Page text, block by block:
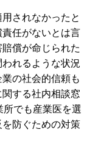
されなかったと
任がないとは言
償が命じられた
れるような状況
の社会的信頼も
する社内相談窓
所でも産業医を選
防ぐための対策